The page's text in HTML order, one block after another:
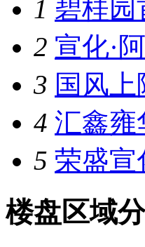
1 碧桂园
2 宣化·
3 国风上
4 汇鑫雍
5 荣盛宣
楼盘区域